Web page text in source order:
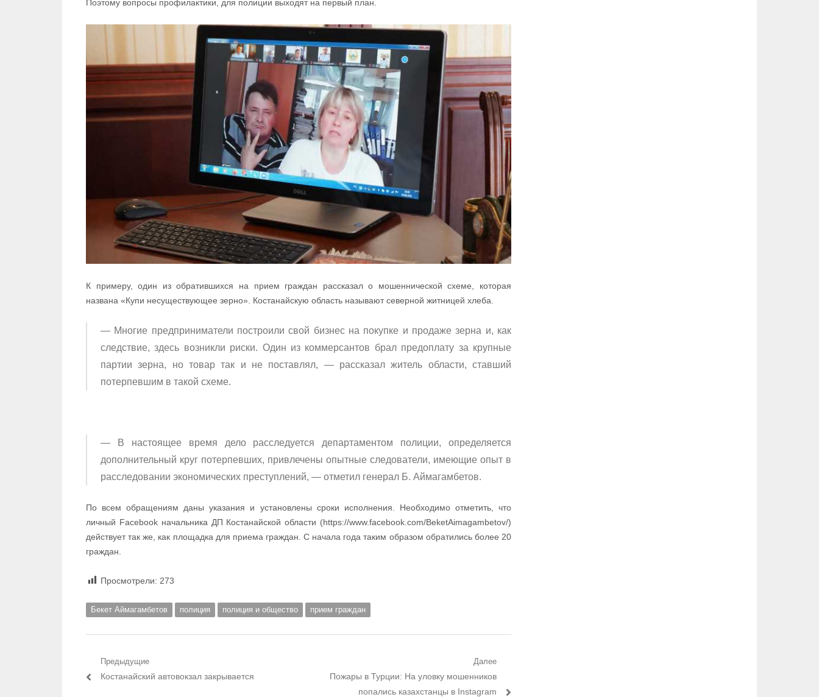
Поэтому вопросы профилактики, для полиции выходят на первый план.
К примеру, один из обратившихся на прием граждан рассказал о мошеннической схеме, которая
названа «Купи несуществующее зерно». Костанайскую область называют северной житницей хлеба.
— Многие предприниматели построили свой бизнес на покупке и продаже зерна и, как
следствие, здесь возникли риски. Один из коммерсантов брал предоплату за крупные
партии зерна, но товар так и не поставлял, — рассказал житель области, ставший
потерпевшим в такой схеме.
— В настоящее время дело расследуется департаментом полиции, определяется
дополнительный круг потерпевших, привлечены опытные следователи, имеющие опыт в
расследовании экономических преступлений, — отметил генерал Б. Аймагамбетов.
По всем обращениям даны указания и установлены сроки исполнения. Необходимо отметить, что
личный Facebook начальника ДП Костанайской области (https://www.facebook.com/BeketAimagambetov/)
действует так же, как площадка для приема граждан. С начала года таким образом обратились более 20
граждан.
Просмотрели: 273
Бекет Аймагамбетов полиция полиция и общество прием граждан
Навигация по записям
Предыдущие
Предыдущий пост:
Костанайский автовокзал закрывается
Далее
Следующий пост:
Пожары в Турции: На уловку мошенников
попались казахстанцы в Instagram